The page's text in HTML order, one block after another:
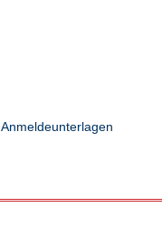
Anmeldeunterlagen